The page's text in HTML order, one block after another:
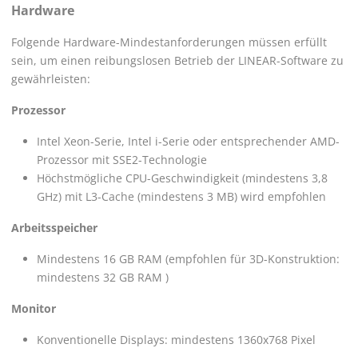
Hardware
Folgende Hardware-Mindestanforderungen müssen erfüllt
sein, um einen reibungslosen Betrieb der LINEAR-Software zu
gewährleisten:
Prozessor
Intel Xeon-Serie, Intel i-Serie oder entsprechender AMD-
Prozessor mit SSE2-Technologie
Höchstmögliche CPU-Geschwindigkeit (mindestens 3,8
GHz) mit L3-Cache (mindestens 3 MB) wird empfohlen
Arbeitsspeicher
Mindestens 16 GB RAM (empfohlen für 3D-Konstruktion:
mindestens 32 GB RAM )
Monitor
Konventionelle Displays: mindestens 1360x768 Pixel